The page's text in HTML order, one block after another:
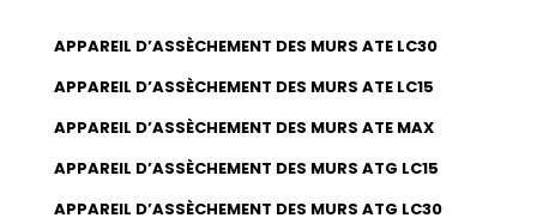
APPAREIL D’ASSÈCHEMENT DES MURS ATE LC30
APPAREIL D’ASSÈCHEMENT DES MURS ATE LC15
APPAREIL D’ASSÈCHEMENT DES MURS ATE MAX
APPAREIL D’ASSÈCHEMENT DES MURS ATG LC15
APPAREIL D’ASSÈCHEMENT DES MURS ATG LC30